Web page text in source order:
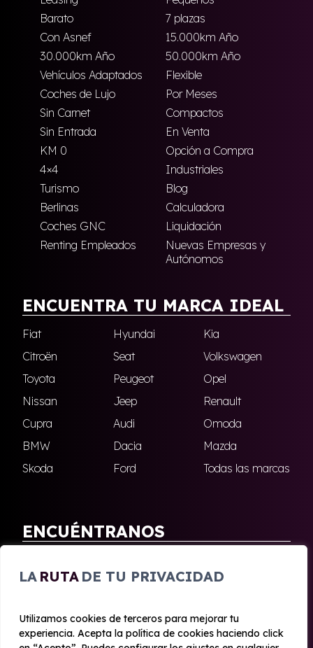
LA RUTA DE TU PRIVACIDAD
Utilizamos cookies de terceros para mejorar tu
experiencia. Acepta la política de cookies haciendo click
Barato
7 plazas
Con Asnef
15.000km Año
30.000km Año
50.000km Año
Vehículos Adaptados
Flexible
Coches de Lujo
Por Meses
Sin Carnet
Compactos
Sin Entrada
En Venta
KM 0
Opción a Compra
4×4
Industriales
Turismo
Blog
Berlinas
Calculadora
Coches GNC
Liquidación
Renting Empleados
Nuevas Empresas y
Autónomos
ENCUENTRA TU MARCA IDEAL
Fiat Hyundai
Kia
Citroën
Seat
Volkswagen
Toyota
Peugeot
Opel
Nissan
Jeep
Renault
Cupra
Audi
Omoda
BMW
Dacia
Mazda
Skoda
Ford Todas las marcas
ENCUÉNTRANOS
Marbella
Nerja
© 2020 - 2026 Malagueta Renting